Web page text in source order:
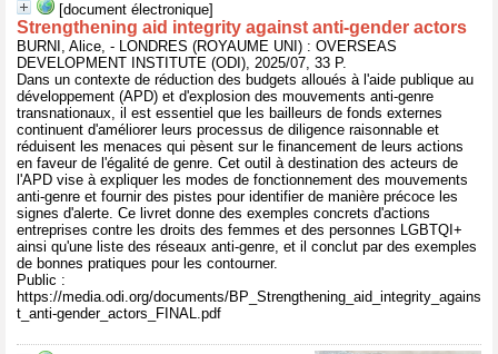
[document électronique]
Strengthening aid integrity against anti-gender actors
BURNI, Alice, - LONDRES (ROYAUME UNI) : OVERSEAS
DEVELOPMENT INSTITUTE (ODI), 2025/07, 33 P.
Dans un contexte de réduction des budgets alloués à l'aide publique au
développement (APD) et d'explosion des mouvements anti-genre
transnationaux, il est essentiel que les bailleurs de fonds externes
continuent d'améliorer leurs processus de diligence raisonnable et
réduisent les menaces qui pèsent sur le financement de leurs actions
en faveur de l'égalité de genre. Cet outil à destination des acteurs de
l'APD vise à expliquer les modes de fonctionnement des mouvements
anti-genre et fournir des pistes pour identifier de manière précoce les
signes d'alerte. Ce livret donne des exemples concrets d'actions
entreprises contre les droits des femmes et des personnes LGBTQI+
ainsi qu'une liste des réseaux anti-genre, et il conclut par des exemples
de bonnes pratiques pour les contourner.
Public :
https://media.odi.org/documents/BP_Strengthening_aid_integrity_agains
t_anti-gender_actors_FINAL.pdf